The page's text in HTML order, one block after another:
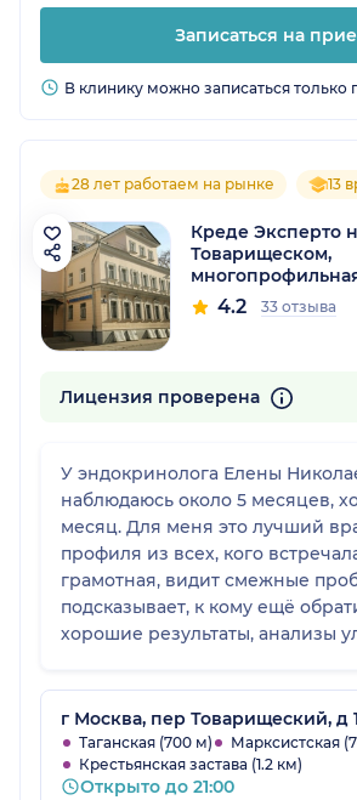
Записаться на
В клинику можно записаться только
28 лет работаем на рынке 13
Креде Эксперто
Товарищеском,
4.2 33 отзыва
Лицензия проверена
У эндокринолога Елены
наблюдаюсь около 5 месяцев,
месяц. Для меня это лучший
профиля из всех, кого
грамотная, видит смежные
подсказывает, к кому ещё
хорошие результаты, анализы
и подготовкой к беременности.
г Москва, пер Товарищеский, д
Таганская (700 м)
Марксистская
Крестьянская застава (1.2 км)
Открыто до 21:00